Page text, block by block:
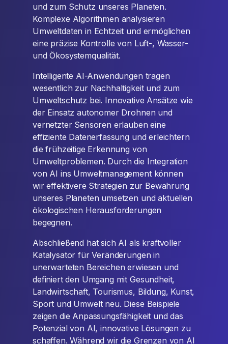
und zum Schutz unseres Planeten.
Komplexe Algorithmen analysieren
Umweltdaten in Echtzeit und ermöglichen
eine präzise Kontrolle von Luft-, Wasser-
und Ökosystemqualität.
Intelligente AI-Anwendungen tragen
wesentlich zur Nachhaltigkeit und zum
Umweltschutz bei. Innovative Ansätze wie
der Einsatz autonomer Drohnen und
vernetzter Sensoren erlauben eine
effiziente Datenerfassung und erleichtern
die frühzeitige Erkennung von
Umweltproblemen. Durch die Integration
von AI ins Umweltmanagement können
wir effektivere Strategien zur Bewahrung
unseres Planeten umsetzen und aktuellen
ökologischen Herausforderungen
begegnen.
Abschließend hat sich AI als kraftvoller
Katalysator für Veränderungen in
unerwarteten Bereichen erwiesen und
definiert den Umgang mit Gesundheit,
Landwirtschaft, Tourismus, Bildung, Kunst,
Sport und Umwelt neu. Diese Beispiele
zeigen die Anpassungsfähigkeit und das
Potenzial von AI, innovative Lösungen zu
schaffen. Während wir die Grenzen von AI